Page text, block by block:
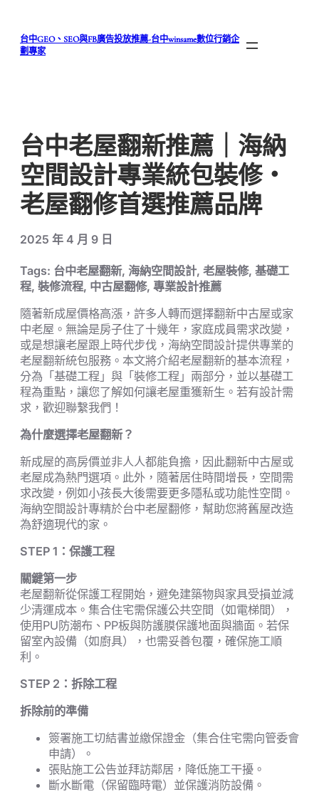
台中GEO、SEO與FB廣告投放推薦-台中winsame數位行銷企
劃專家
台中老屋翻新推薦｜海納
空間設計專業統包裝修・
老屋翻修首選推薦品牌
2025 年 4 月 9 日
Tags: 台中老屋翻新, 海納空間設計, 老屋裝修, 基礎工
程, 裝修流程, 中古屋翻修, 專業設計推薦
隨著新成屋價格高漲，許多人轉而選擇翻新中古屋或家
中老屋。無論是房子住了十幾年，家庭成員需求改變，
或是想讓老屋跟上時代步伐，海納空間設計提供專業的
老屋翻新統包服務。本文將介紹老屋翻新的基本流程，
分為「基礎工程」與「裝修工程」兩部分，並以基礎工
程為重點，讓您了解如何讓老屋重獲新生。若有設計需
求，歡迎聯繫我們！
為什麼選擇老屋翻新？
新成屋的高房價並非人人都能負擔，因此翻新中古屋或
老屋成為熱門選項。此外，隨著居住時間增長，空間需
求改變，例如小孩長大後需要更多隱私或功能性空間。
海納空間設計專精於台中老屋翻修，幫助您將舊屋改造
為舒適現代的家。
STEP 1 ：保護工程
關鍵第一步
老屋翻新從保護工程開始，避免建築物與家具受損並減
少清運成本。集合住宅需保護公共空間（如電梯間），
使用PU防潮布、PP板與防護膜保護地面與牆面。若保
留室內設備（如廚具），也需妥善包覆，確保施工順
利。
STEP 2 ：拆除工程
拆除前的準備
簽署施工切結書並繳保證金（集合住宅需向管委會
申請）。
張貼施工公告並拜訪鄰居，降低施工干擾。
斷水斷電（保留臨時電）並保護消防設備。